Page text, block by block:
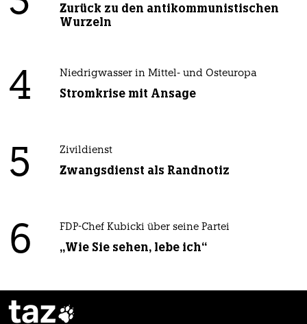
Zurück zu den antikommunistischen
Wurzeln
4 Niedrigwasser in Mittel- und Osteuropa
Stromkrise mit Ansage
5 Zivildienst
Zwangsdienst als Randnotiz
6 FDP-Chef Kubicki über seine Partei
„Wie Sie sehen, lebe ich“
taz